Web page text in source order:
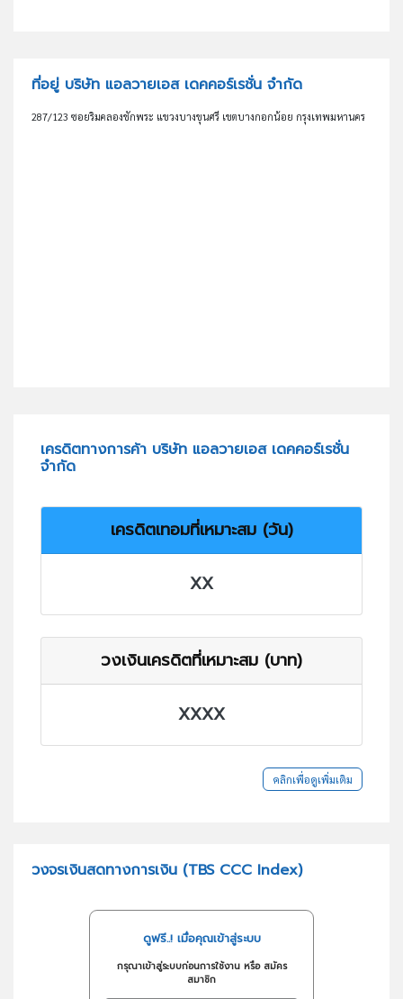
ที่อยู่ บริษัท แอลวายเอส เดคคอร์เรชั่น จำกัด
287/123 ซอยริมคลองชักพระ แขวงบางขุนศรี เขตบางกอกน้อย กรุงเทพมหานคร
เครดิตทางการค้า บริษัท แอลวายเอส เดคคอร์เรชั่น
จำกัด
เครดิตเทอมที่เหมาะสม (วัน)
XX
วงเงินเครดิตที่เหมาะสม (บาท)
XXXX
คลิกเพื่อดูเพิ่มเติม
วงจรเงินสดทางการเงิน (TBS CCC Index)
ดูฟรี..! เมื่อคุณเข้าสู่ระบบ
กรุณาเข้าสู่ระบบก่อนการใช้งาน หรือ สมัคร
สมาชิก